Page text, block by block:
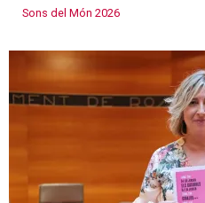
Sons del Món 2026